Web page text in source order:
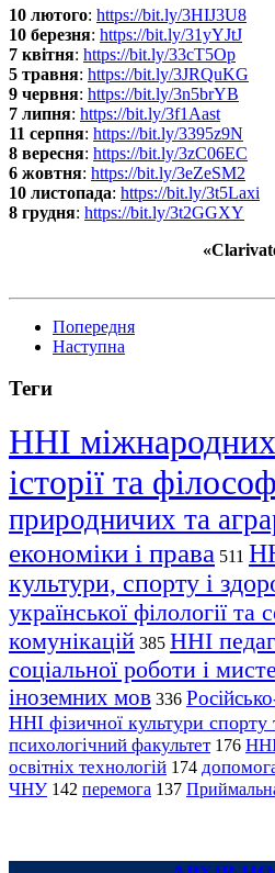
10 лютого: https://bit.ly/3HIJ3U8
10 березня: https://bit.ly/31yYJtJ
7 квітня: https://bit.ly/33cT5Op
5 травня: https://bit.ly/3JRQuKG
9 червня: https://bit.ly/3n5brYB
7 липня: https://bit.ly/3f1Aast
11 серпня: https://bit.ly/3395z9N
8 вересня: https://bit.ly/3zC06EC
6 жовтня: https://bit.ly/3eZeSM2
10 листопада: https://bit.ly/3t5Laxi
8 грудня: https://bit.ly/3t2GGXY
Попередня
Наступна
Теги
ННІ
історії та
природничих та
економіки і права 511
культури, спорту і
української філології та
комунікацій 385 ННІ
соціальної роботи і
іноземних мов 336
ННІ фізичної культури спорту
психологічний факультет 176
освітніх технологій 174
ЧНУ 142 перемога 137